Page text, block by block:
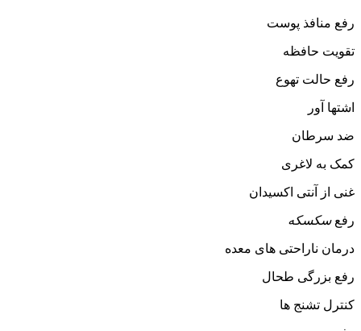
رفع منافذ پوست
تقویت حافظه
رفع حالت تهوع
اشتها آور
ضد سرطان
کمک به لاغری
غنی از آنتی اکسیدان
رفعسکسکه
درمان ناراحتی های معده
رفع بزرگی طحال
کنترل تشنج ها